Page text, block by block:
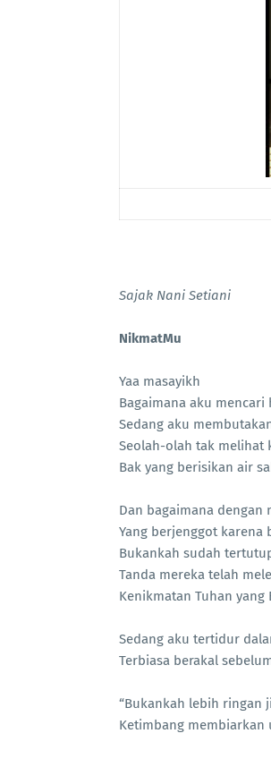
Sajak Nani Setiani
NikmatMu
Yaa masayikh
Bagaimana aku
Sedang aku
Seolah-olah tak melihat
Bak yang berisikan air
Dan bagaimana dengan
Yang berjenggot karena
Bukankah sudah
Tanda mereka telah
Kenikmatan Tuhan yang
Sedang aku tertidur
Terbiasa berakal
“Bukankah lebih ringan
Ketimbang membiarkan